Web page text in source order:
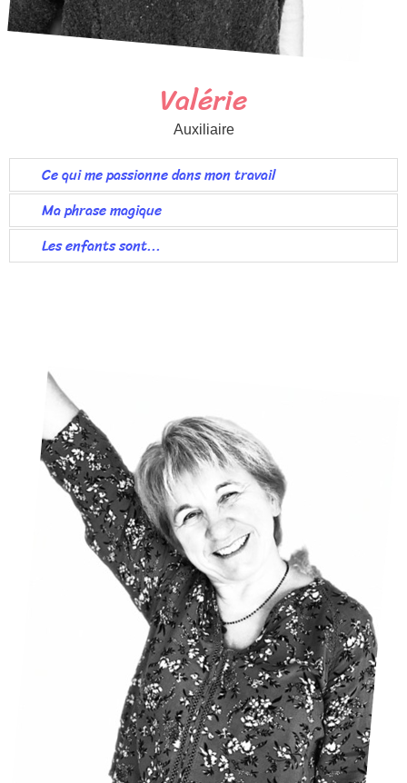
Valérie
Auxiliaire
Ce qui me passionne dans mon travail
Ma phrase magique
Les enfants sont...